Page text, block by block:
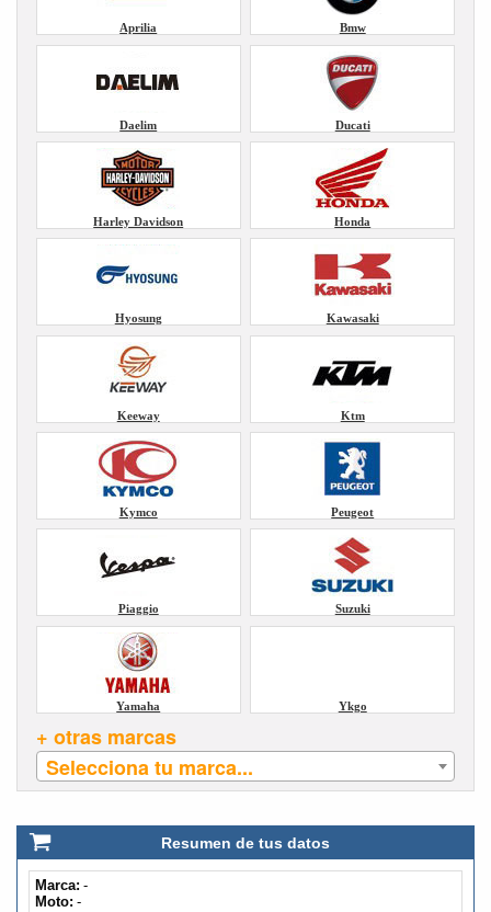
Aprilia Bmw
Daelim Ducati
Harley Davidson Honda
Hyosung Kawasaki
Keeway Ktm
Kymco Peugeot
Piaggio Suzuki
Yamaha Ykgo
+ otras marcas
Selecciona tu marca...
Resumen de tus datos
Marca: -
Moto: -